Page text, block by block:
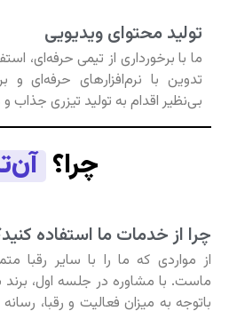
تولید محتوای ویدیویی
ما با برخورداری از تیمی حرفه‌ای،
تدوین با نرم‌افزارهای حرفه‌ای
بی‌نظیر اقدام به تولید تیزری جذاب
چرا؟
چرا از خدمات ما استفاده
از مواردی که ما را با سایر رقبا
ماست. با مشاوره در جلسه اول،
باتوجه به میزان فعالیت و رقبا،